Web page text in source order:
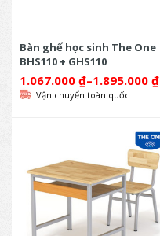
Bàn ghế học sinh The One
BHS110 + GHS110
1.067.000 ₫–1.895.000 ₫
Vận chuyển toàn quốc